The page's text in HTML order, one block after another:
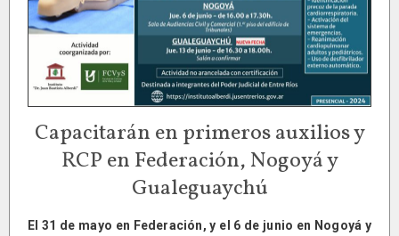
Capacitarán en primeros auxilios y
RCP en Federación, Nogoyá y
Gualeguaychú
El 31 de mayo en Federación, y el 6 de junio en Nogoyá y